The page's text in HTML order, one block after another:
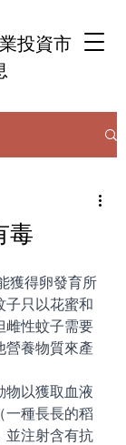
投資市
毒
子只以花蜜和
雌性蚊子需要
營養物質來產
物以獲取血液
一種長長的稻
並注射含有抗